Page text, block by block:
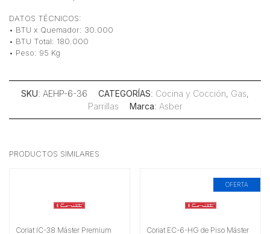
DATOS TÉCNICOS:
• BTU x Quemador: 30.000
• BTU Total: 180.000
• Peso: 95 Kg
SKU: AEHP-6-36 CATEGORÍAS: Cocina y Cocción, Gas,
Parrillas
Marca: Asber
PRODUCTOS SIMILARES
Coriat IC-38 Máster Premium
OFERTA
Coriat EC-6-HG de Piso Máster